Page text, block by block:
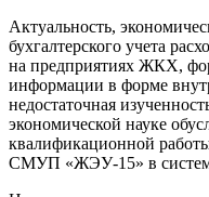
Актуальность,
бухгалтерского учета
на предприятиях ЖКХ,
информации в форме
недостаточная
экономической науке
квалификационной
СМУП «ЖЭУ-15» в системе